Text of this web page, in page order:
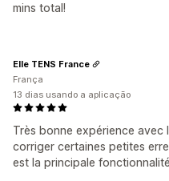
mins total!
Très bonne expérience avec
corriger certaines petites
est la principale
Elle TENS France
França
13 dias usando a aplicação